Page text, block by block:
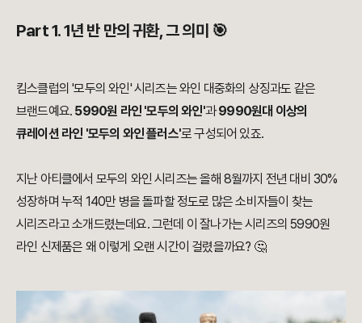
Part 1. 1년 반 만의 귀환, 그 의미 🎯
킴스클럽의 '모두의 와인' 시리즈는 와인 대중화의 상징과도 같은
브랜드예요. 5990원 라인 '모두의 와인'과9990원대 이상의
큐레이션 라인 '모두의 와인 플러스'로 구성되어 있죠.
지난 아티클에서 모두의 와인 시리즈는 올해 8월까지 전년 대비 30%
성장하며 누적 140만 병을 돌파할 정도로 많은 소비자들이 찾는
시리즈라고 소개드렸는데요. 그런데 이 잘나가는 시리즈의 5990원
라인 신제품은 왜 이렇게 오랜 시간이 걸렸을까요? 🤔